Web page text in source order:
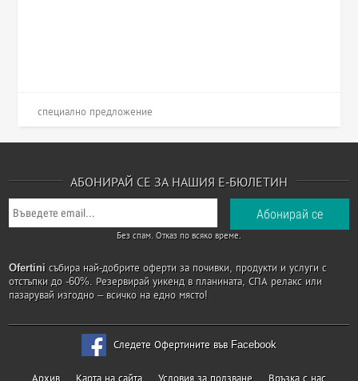
специално предложение
АБОНИРАЙ СЕ ЗА НАШИЯ Е-БЮЛЕТИН
Без спам. Отказ по всяко време.
Ofertini събира най-добрите оферти за почивки, продукти и услуги с
отстъпки до -60%. Резервирай уикенд в планината, СПА релакс или
пазарувай изгодно – всичко на едно място!
Следете Офертините във Facebook
Архив Карта на сайта Условия за ползване Връзка с нас